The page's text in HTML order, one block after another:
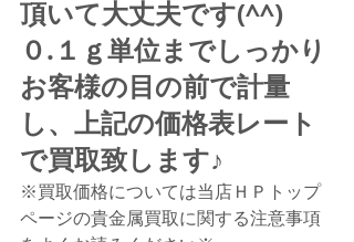
頂いて大丈夫です(^^)
０.１ｇ単位までしっかり
お客様の目の前で計量
し、上記の価格表レート
で買取致します♪
※買取価格については当店ＨＰトップ
ページの貴金属買取に関する注意事項